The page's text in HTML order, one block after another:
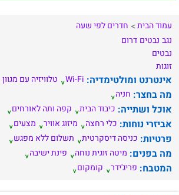
עמוד הבית
חדרים לפי שעה
נגב נבטים דרום
נבטים
זוגות
אינטרנט ומולטימדיה: Wi-Fi טלוויזיה עם
מה בחצר: חניה
אוכל ושתייה: כיבוד הבית קפה ותה לאורחים
אביזרי נוחות: כלי רחצה מיזוג אוויר מצעים
פרטיות: כניסה דיסקרטית תשלום ללא מפגש
מה בפנים: מיטה זוגית נוחה פינת ישיבה
המטבח: פריג'ידר קומקום